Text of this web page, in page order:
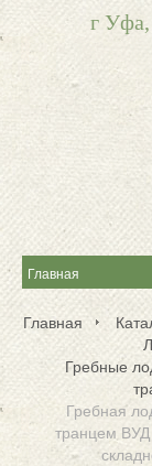
г Уфа,
Главная
Гребные
Гребная
транцем